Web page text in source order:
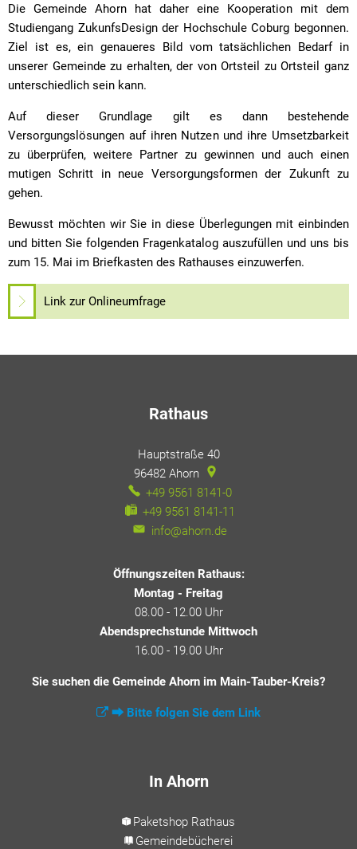
Die Gemeinde Ahorn hat daher eine Kooperation mit dem
Studiengang ZukunfsDesign der Hochschule Coburg begonnen.
Ziel ist es, ein genaueres Bild vom tatsächlichen Bedarf in
unserer Gemeinde zu erhalten, der von Ortsteil zu Ortsteil ganz
unterschiedlich sein kann.
Auf dieser Grundlage gilt es dann bestehende
Versorgungslösungen auf ihren Nutzen und ihre Umsetzbarkeit
zu überprüfen, weitere Partner zu gewinnen und auch einen
mutigen Schritt in neue Versorgungsformen der Zukunft zu
gehen.
Bewusst möchten wir Sie in diese Überlegungen mit einbinden
und bitten Sie folgenden Fragenkatalog auszufüllen und uns bis
zum 15. Mai im Briefkasten des Rathauses einzuwerfen.
Link zur Onlineumfrage
Rathaus
Hauptstraße 40
96482 Ahorn
+49 9561 8141-0
+49 9561 8141-11
info@ahorn.de
Öffnungszeiten Rathaus:
Montag - Freitag
08.00 - 12.00 Uhr
Abendsprechstunde Mittwoch
16.00 - 19.00 Uhr
Sie suchen die Gemeinde Ahorn im Main-Tauber-Kreis?
⮕ Bitte folgen Sie dem Link
In Ahorn
Paketshop Rathaus
Gemeindebücherei